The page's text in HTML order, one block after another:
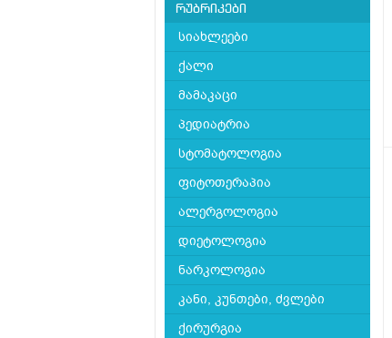
რუბრიკები
სიახლეები
ქალი
მამაკაცი
პედიატრია
სტომატოლოგია
ფიტოთერაპია
ალერგოლოგია
დიეტოლოგია
ნარკოლოგია
კანი, კუნთები, ძვლები
ქირურგია